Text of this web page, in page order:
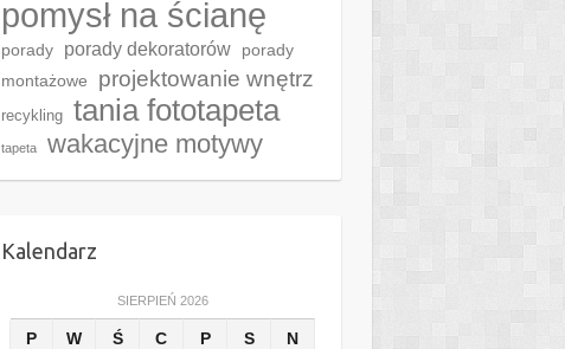
pomysł na ścianę
porady porady dekoratorów
porady
montażowe
projektowanie wnętrz
recykling tania fototapeta
tapeta wakacyjne motywy
Kalendarz
SIERPIEŃ 2026
P W Ś C P S N